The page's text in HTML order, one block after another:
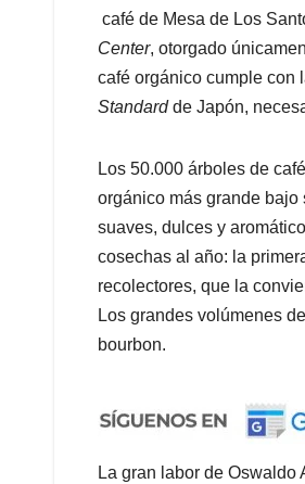
café de Mesa de Los
Center, otorgado
café orgánico cumple con
Standardde Japón,
Los 50.000 árboles de
orgánico más grande
suaves, dulces y
cosechas al año: la
recolectores, que la
Los grandes volúmenes
bourbon.
La gran labor de